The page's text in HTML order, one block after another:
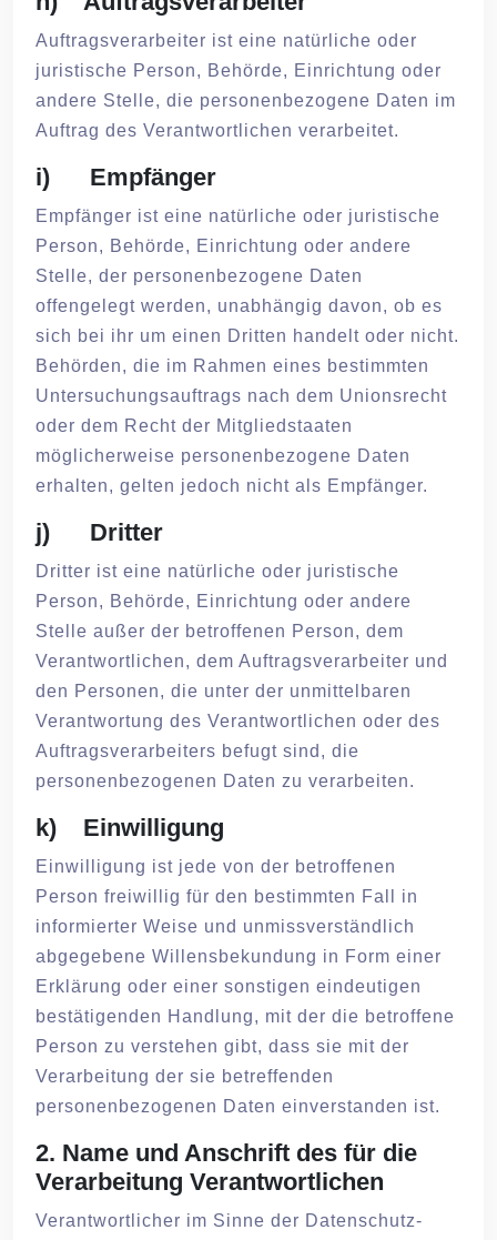
Auftragsverarbeiter ist eine natürliche oder
juristische Person, Behörde, Einrichtung oder
andere Stelle, die personenbezogene Daten im
Auftrag des Verantwortlichen verarbeitet.
i) Empfänger
Empfänger ist eine natürliche oder juristische
Person, Behörde, Einrichtung oder andere
Stelle, der personenbezogene Daten
offengelegt werden, unabhängig davon, ob es
sich bei ihr um einen Dritten handelt oder nicht.
Behörden, die im Rahmen eines bestimmten
Untersuchungsauftrags nach dem Unionsrecht
oder dem Recht der Mitgliedstaaten
möglicherweise personenbezogene Daten
erhalten, gelten jedoch nicht als Empfänger.
j) Dritter
Dritter ist eine natürliche oder juristische
Person, Behörde, Einrichtung oder andere
Stelle außer der betroffenen Person, dem
Verantwortlichen, dem Auftragsverarbeiter und
den Personen, die unter der unmittelbaren
Verantwortung des Verantwortlichen oder des
Auftragsverarbeiters befugt sind, die
personenbezogenen Daten zu verarbeiten.
k) Einwilligung
Einwilligung ist jede von der betroffenen
Person freiwillig für den bestimmten Fall in
informierter Weise und unmissverständlich
abgegebene Willensbekundung in Form einer
Erklärung oder einer sonstigen eindeutigen
bestätigenden Handlung, mit der die betroffene
Person zu verstehen gibt, dass sie mit der
Verarbeitung der sie betreffenden
personenbezogenen Daten einverstanden ist.
2. Name und Anschrift des für die
Verarbeitung Verantwortlichen
Verantwortlicher im Sinne der Datenschutz-